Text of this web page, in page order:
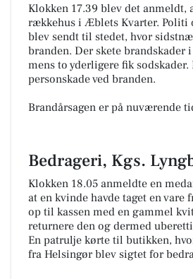
Klokken 17.39 blev det anmeldt,
rækkehus i Æblets Kvarter. Politi
blev sendt til stedet, hvor
branden. Der skete brandskader
mens to yderligere fik sodskader.
personskade ved branden.
Brandårsagen er på nuværende
Bedrageri, Kgs.
Klokken 18.05 anmeldte en
at en kvinde havde taget en vare
op til kassen med en gammel
returnere den og dermed
En patrulje kørte til butikken,
fra Helsingør blev sigtet for